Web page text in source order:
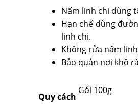
Nấm linh chi dùng
Hạn chế dùng
linh chi.
Không rửa nấm
Bảo quản nơi khô
Quy cách
Gói 100g